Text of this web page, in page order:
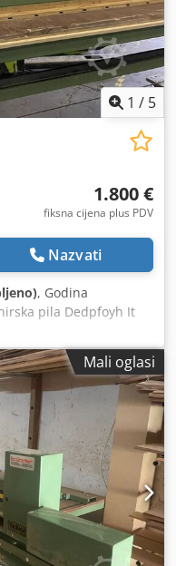
1 / 5
1.800 €
fiksna cijena plus PDV
Nazvati
, Godina
pila Dedpfoyh It
i stražnji naslonni
Mali oglasi